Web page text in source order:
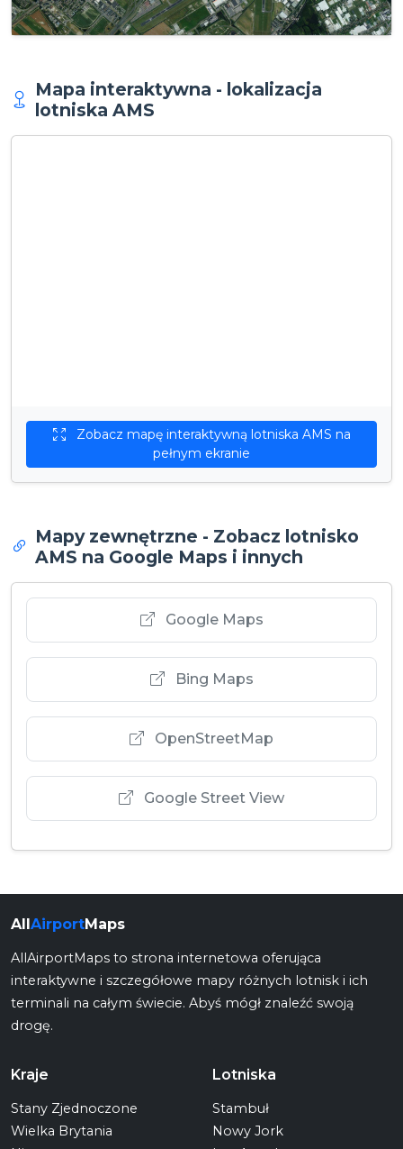
Mapa interaktywna - lokalizacja
lotniska AMS
pełnym ekranie
Mapy zewnętrzne - Zobacz lotnisko
AMS na Google Maps i innych
Google Maps
Bing Maps
OpenStreetMap
Google Street View
All AirportMaps
AllAirportMaps to strona internetowa oferująca
interaktywne i szczegółowe mapy różnych lotnisk i ich
terminali na całym świecie. Abyś mógł znaleźć swoją
drogę.
Kraje
Stany Zjednoczone
Wielka Brytania
Lotniska
Stambuł
Nowy Jork